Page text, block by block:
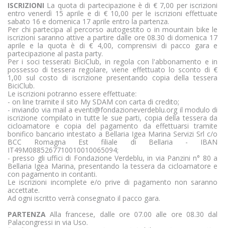
ISCRIZIONI La quota di partecipazione è di € 7,00 per iscrizioni
entro venerdì 15 aprile e di € 10,00 per le iscrizioni effettuate
sabato 16 e domenica 17 aprile entro la partenza.
Per chi partecipa al percorso autogestito o in mountain bike le
iscrizioni saranno attive a partire dalle ore 08.30 di domenica 17
aprile e la quota è di € 4,00, comprensivi di pacco gara e
partecipazione al pasta party.
Per i soci tesserati BiciClub, in regola con l'abbonamento e in
possesso di tessera regolare, viene effettuato lo sconto di €
1,00 sul costo di iscrizione presentando copia della tessera
BiciClub.
Le iscrizioni potranno essere effettuate:
- on line tramite il sito My SDAM con carta di credito;
- inviando via mail a eventi@fondazioneverdeblu.org il modulo di
iscrizione compilato in tutte le sue parti, copia della tessera da
cicloamatore e copia del pagamento da effettuarsi tramite
bonifico bancario intestato a Bellaria Igea Marina Servizi Srl c/o
BCC Romagna Est filiale di Bellaria - IBAN
IT49M0885267710010010065094;
- presso gli uffici di Fondazione Verdeblu, in via Panzini n° 80 a
Bellaria Igea Marina, presentando la tessera da cicloamatore e
con pagamento in contanti.
Le iscrizioni incomplete e/o prive di pagamento non saranno
accettate.
Ad ogni iscritto verrà consegnato il pacco gara.
PARTENZA Alla francese, dalle ore 07.00 alle ore 08.30 dal
Palacongressi in via Uso.